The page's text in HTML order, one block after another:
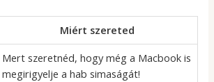
Miért szereted
Mert szeretnéd, hogy még a Macbook is
megirigyelje a hab simaságát!